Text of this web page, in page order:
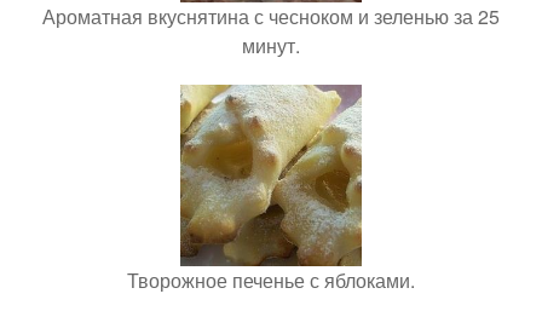
Ароматная вкуснятина с чесноком и зеленью за 25
минут.
Творожное печенье с яблоками.